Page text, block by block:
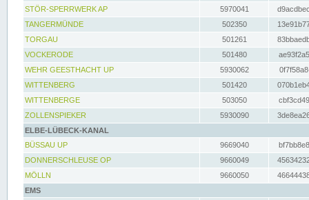
STÖR-SPERRWERK AP 5970041
TANGERMÜNDE
502350
TORGAU
501261
VOCKERODE
501480
WEHR GEESTHACHT UP
5930062
WITTENBERG
501420
WITTENBERGE
503050
ZOLLENSPIEKER
5930090
ELBE-LÜBECK-KANAL
BÜSSAU UP
9669040
DONNERSCHLEUSE OP
9660049
MÖLLN
9660050
EMS